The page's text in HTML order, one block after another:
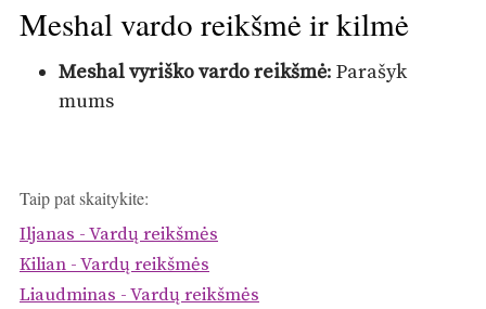
Meshal vardo reikšmė ir kilmė
Meshal vyriško vardo reikšmė: Parašyk
mums
Taip pat skaitykite:
Iljanas - Vardų reikšmės
Kilian - Vardų reikšmės
Liaudminas - Vardų reikšmės